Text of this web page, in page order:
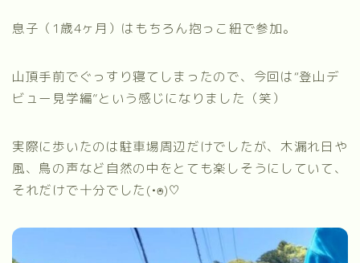
息子（1歳4ヶ月）はもちろん抱っこ紐で参加。
山頂手前でぐっすり寝てしまったので、今回は“登山デ
ビュー見学編”という感じになりました（笑）
実際に歩いたのは駐車場周辺だけでしたが、木漏れ日や
風、鳥の声など自然の中をとても楽しそうにしていて、
それだけで十分でした(•ө•)♡